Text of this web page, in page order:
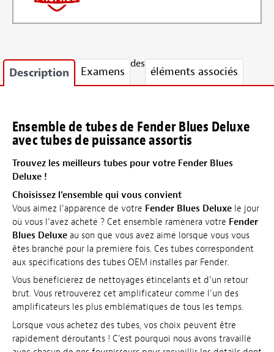
Description Examens
des
éléments associés
Ensemble de tubes de Fender Blues Deluxe
avec tubes de puissance assortis
Trouvez les meilleurs tubes pour votre Fender Blues
Deluxe !
Choisissez l’ensemble qui vous convient
Vous aimez l’apparence de votre Fender Blues Deluxe le jour
où vous l’avez acheté ? Cet ensemble ramènera votre Fender
Blues Deluxe au son que vous avez aimé lorsque vous vous
êtes branché pour la première fois. Ces tubes correspondent
aux spécifications des tubes OEM installés par Fender.
Vous bénéficierez de nettoyages étincelants et d’un retour
brut. Vous retrouverez cet amplificateur comme l’un des
amplificateurs les plus emblématiques de tous les temps.
Lorsque vous achetez des tubes, vos choix peuvent être
rapidement déroutants ! C’est pourquoi nous avons travaillé